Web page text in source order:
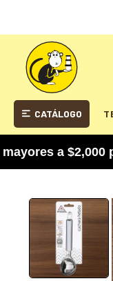
CATÁLOGO
a $2,000